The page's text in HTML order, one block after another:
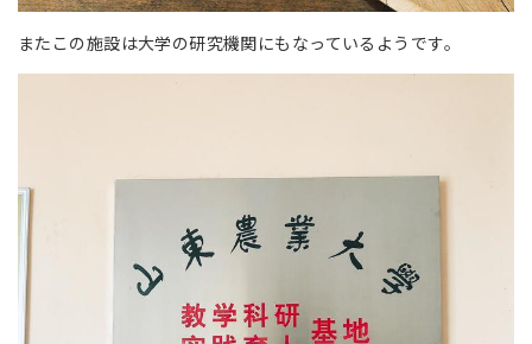
またこの施設は大学の研究機関にもなっているようです。